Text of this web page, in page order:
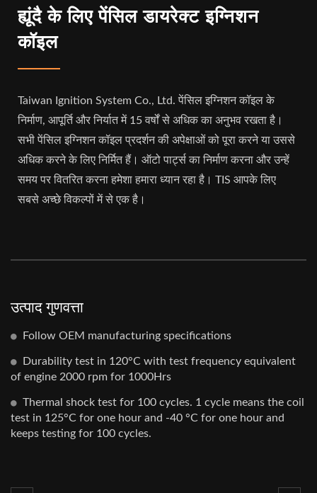
ह्यूंदै के लिए पेंसिल डायरेक्ट इग्निशन
कॉइल
Taiwan Ignition System Co., Ltd. पेंसिल इग्निशन कॉइल के
निर्माण, आपूर्ति और निर्यात में 15 वर्षों से अधिक का अनुभव रखता है।
सभी पेंसिल इग्निशन कॉइल प्रदर्शन की अपेक्षाओं को पूरा करने या उससे
अधिक करने के लिए निर्मित हैं। ऑटो पार्ट्स का निर्माण करना और उन्हें
समय पर वितरित करना हमेशा हमारा ध्यान रहा है। TIS आपके लिए
सबसे अच्छे विकल्पों में से एक है।
उत्पाद गुणवत्ता
Follow OEM manufacturing specifications
Durability test in 120°C with test frequency equivalent
of engine 2000 rpm for 1000Hrs
Thermal shock test for 100 cycles. 1 cycle means the coil
test in 125°C for one hour and -40 °C for one hour and
keeps testing for 100 cycles.